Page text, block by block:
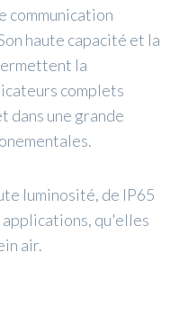
communication
haute capacité et la
la
complets
dans une grande
luminosité, de IP65
qu'elles
air.